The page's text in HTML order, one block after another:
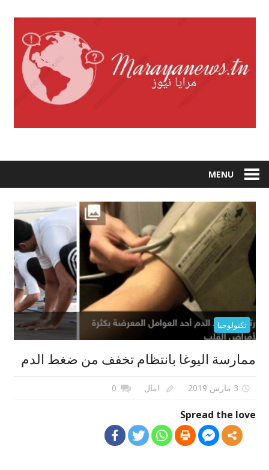
MENU
تكنولوجيا
ممارسة اليوغا بانتظام تخفف من ضغط الدم
3 مارس 2019 امال 0
Spread the love